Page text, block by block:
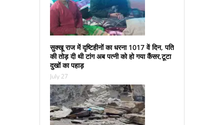
सुक्‍खू राज में दृष्टिहीनों का धरना 1017 वें दिन, पति
की तोड़ दी थी टांग अब पत्‍नी को हो गया कैंसर,टूटा
दुखों का पहाड़
July 27